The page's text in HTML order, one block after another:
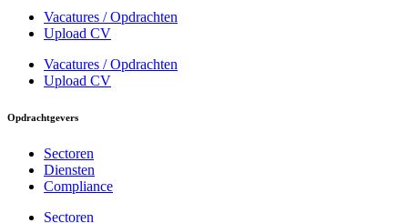
Vacatures / Opdrachten
Upload CV
Vacatures / Opdrachten
Upload CV
Opdrachtgevers
Sectoren
Diensten
Compliance
Sectoren